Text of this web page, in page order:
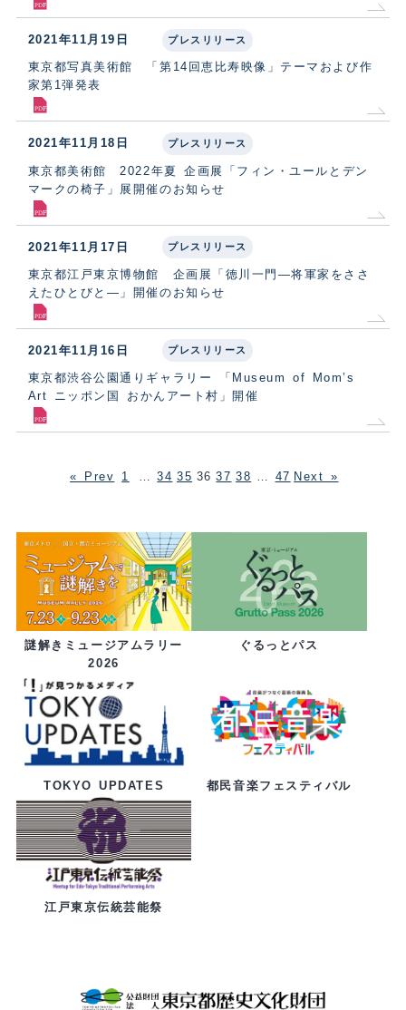
2021年11月19日 プレスリリース
東京都写真美術館 「第14回恵比寿映像」テーマおよび作
家第1弾発表
2021年11月18日 プレスリリース
東京都美術館 2022年夏 企画展「フィン・ユールとデン
マークの椅子」展開催のお知らせ
2021年11月17日 プレスリリース
東京都江戸東京博物館 企画展「徳川一門―将軍家をささ
えたひとびと―」開催のお知らせ
2021年11月16日 プレスリリース
東京都渋谷公園通りギャラリー 「Museum of Mom’s
Art ニッポン国 おかんアート村」開催
« Prev 1 … 34 35 36 37 38 … 47 Next »
謎解きミュージアムラリー
2026
ぐるっとパス
TOKYO UPDATES 都民音楽フェスティバル
江戸東京伝統芸能祭